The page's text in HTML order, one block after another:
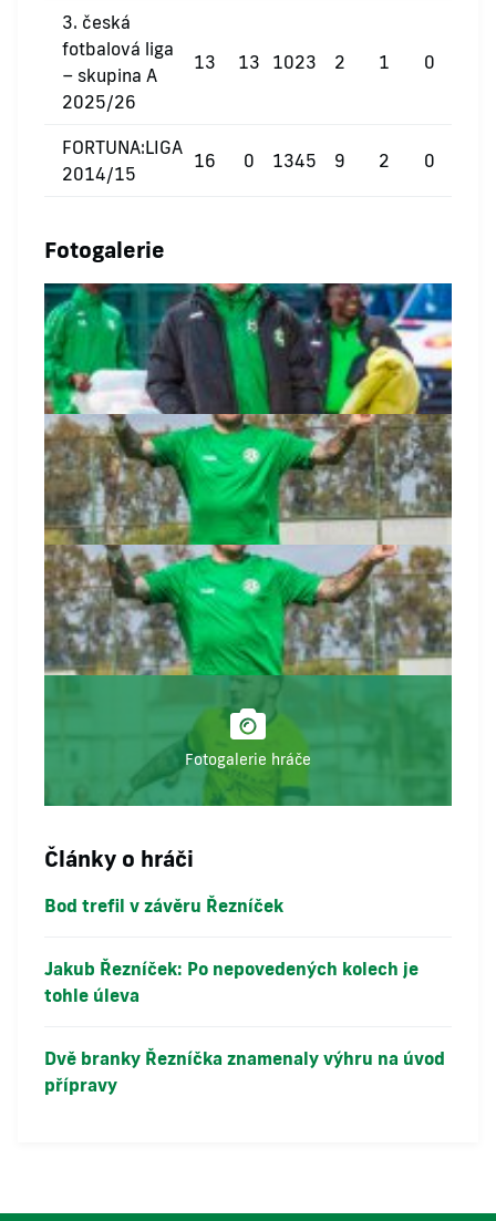
3. česká
fotbalová liga
– skupina A
2025/26
13 13 1023 2 1 0
FORTUNA:LIGA
2014/15
16 0 1345 9 2 0
Fotogalerie
Fotogalerie hráče
Články o hráči
Bod trefil v závěru Řezníček
Jakub Řezníček: Po nepovedených kolech je
tohle úleva
Dvě branky Řezníčka znamenaly výhru na úvod
přípravy